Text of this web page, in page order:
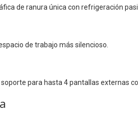
de ranura única con refrigeración
de trabajo más silencioso.
para hasta 4 pantallas externas